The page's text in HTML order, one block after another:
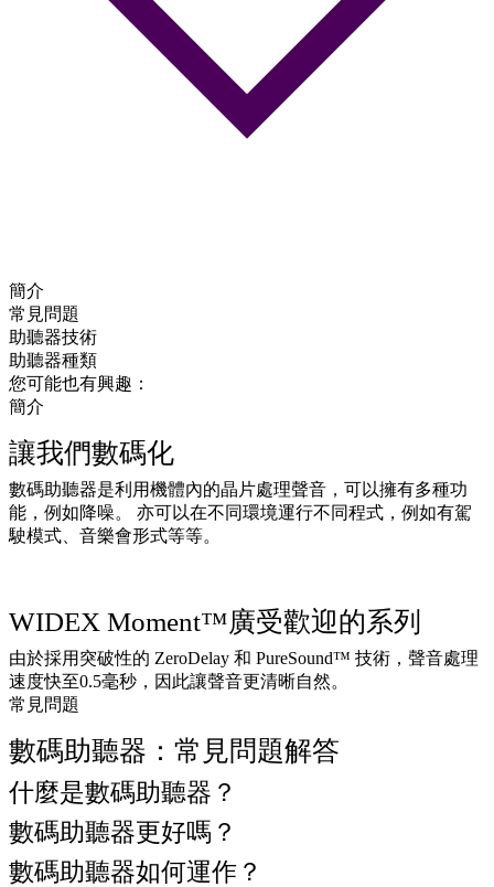
簡介
常見問題
助聽器技術
助聽器種類
您可能也有興趣：
簡介
讓我們數碼化
數碼助聽器是利用機體內的晶片處理聲音，可以擁有多種功
能，例如降噪。 亦可以在不同環境運行不同程式，例如有駕
駛模式、音樂會形式等等。
WIDEX Moment™廣受歡迎的系列
由於採用突破性的 ZeroDelay 和 PureSound™ 技術，聲音處理
速度快至0.5毫秒，因此讓聲音更清晰自然。
常見問題
數碼助聽器：常見問題解答
什麼是數碼助聽器？
數碼助聽器更好嗎？
數碼助聽器如何運作？